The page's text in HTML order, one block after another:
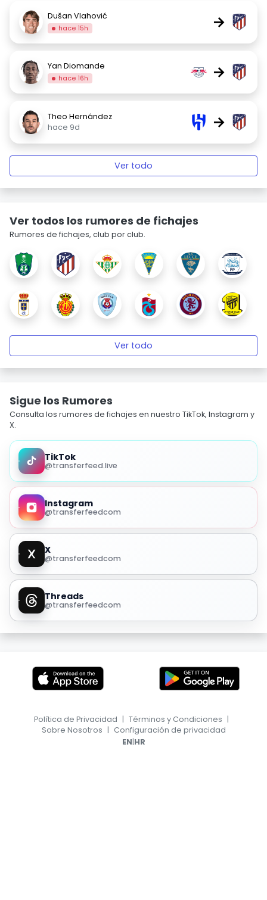
Dušan Vlahović
hace 15h →
Yan Diomande
hace 16h →
Theo Hernández
hace 9d
→
Ver todo
Ver todos los rumores de fichajes
Rumores de fichajes, club por club.
Ver todo
Sigue los Rumores
Consulta los rumores de fichajes en nuestro TikTok, Instagram y
X.
TikTok
@transferfeed.live
Instagram
@transferfeedcom
X
@transferfeedcom
Threads
@transferfeedcom
Política de Privacidad | Términos y Condiciones |
Sobre Nosotros | Configuración de privacidad
EN|HR